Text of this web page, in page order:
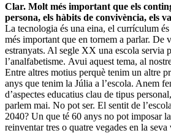
Clar. Molt més important que els
persona, els hàbits de convivència, els
La tecnologia és una eina, el currículum
més important que en tornem a parlar. De
estranyats. Al segle XX una escola servia
l’analfabetisme. Avui aquest tema, al
Entre altres motius perquè tenim un altre
anys que tenim la Júlia a l’escola. Anem
d’aspectes educatius clau de tipus
parlem mai. No pot ser. El sentit de
2040? Un que té 60 anys no pot imposar
reinventar tres o quatre vegades en la